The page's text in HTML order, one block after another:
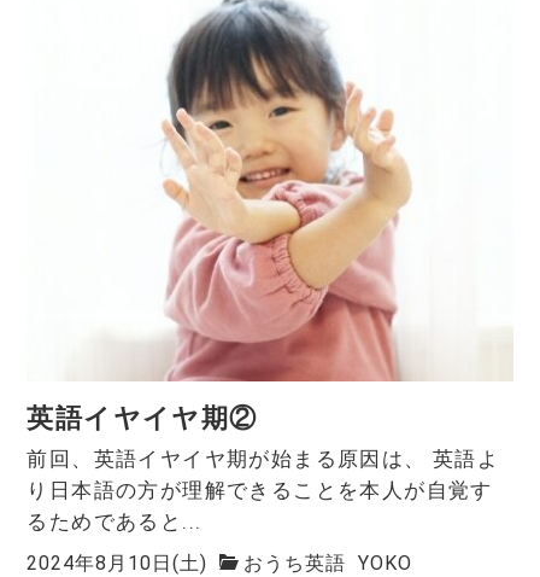
英語イヤイヤ期②
前回、英語イヤイヤ期が始まる原因は、 英語よ
り日本語の方が理解できることを本人が自覚す
るためであると...
2024年8月10日(土) おうち英語 YOKO